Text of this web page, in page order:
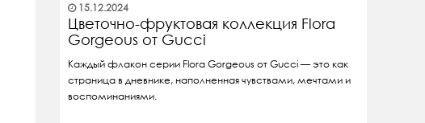
15.12.2024
Цветочно-фруктовая коллекция Flora
Gorgeous от Gucci
Каждый флакон серии Flora Gorgeous от Gucci — это как
страница в дневнике, наполненная чувствами, мечтами и
воспоминаниями.